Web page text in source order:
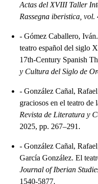
Actas del XVIII Taller
Rassegna iberistica, vol.
- Gómez Caballero,
teatro español del siglo
17th-Century Spanish
y Cultura del Siglo de
- González Cañal,
graciosos en el teatro de
Revista de Literatura y
2025, pp. 267–291.
- González Cañal,
García González. El
Journal of Iberian
1540-5877.